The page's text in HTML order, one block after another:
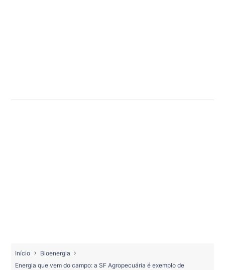
Início
Bioenergia
Energia que vem do campo: a SF Agropecuária é exemplo de